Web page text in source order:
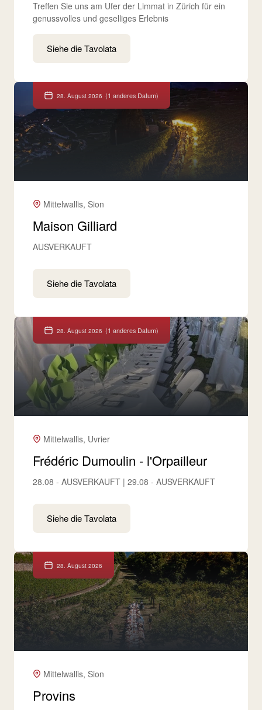
Treffen Sie uns am Ufer der Limmat in Zürich für ein
genussvolles und geselliges Erlebnis
Siehe die Tavolata
28. August 2026 (1 anderes Datum)
Mittelwallis, Sion
Maison Gilliard
AUSVERKAUFT
Siehe die Tavolata
28. August 2026 (1 anderes Datum)
Mittelwallis, Uvrier
Frédéric Dumoulin - l'Orpailleur
28.08 - AUSVERKAUFT | 29.08 - AUSVERKAUFT
Siehe die Tavolata
28. August 2026
Mittelwallis, Sion
Provins